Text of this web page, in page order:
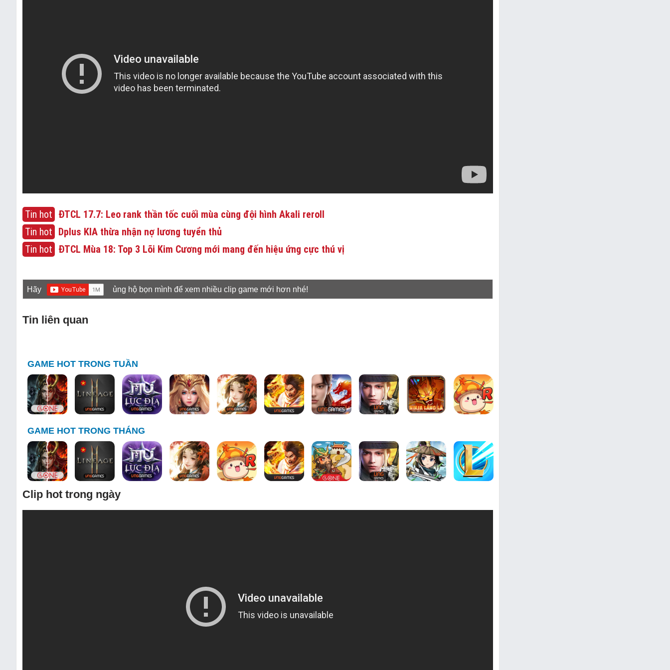
Tin hot ĐTCL 17.7: Leo rank thần tốc cuối mùa cùng đội hình Akali reroll
Tin hot Dplus KIA thừa nhận nợ lương tuyển thủ
Tin hot ĐTCL Mùa 18: Top 3 Lõi Kim Cương mới mang đến hiệu ứng cực thú vị
Hãy ủng hộ bọn mình để xem nhiều clip game mới hơn nhé!
Tin liên quan
GAME HOT TRONG TUẦN
GAME HOT TRONG THÁNG
Clip hot trong ngày